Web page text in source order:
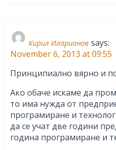
Кирил Иларионов says:
November 6, 2013 at 09:55
Принципиално вярно и
Ако обаче искаме да
то има нужда от
програмиране и
да се учат две години
година програмиране и